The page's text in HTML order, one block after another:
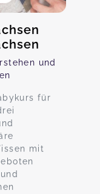
und
für
mit